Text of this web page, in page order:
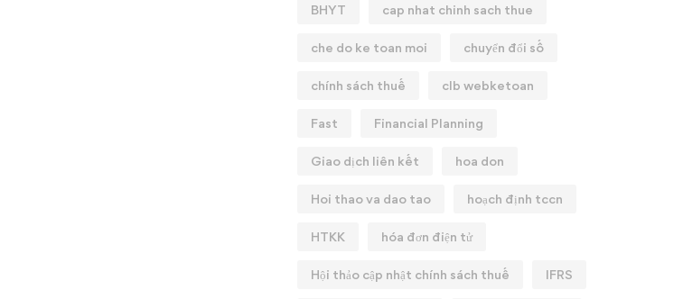
BHYT cap nhat chinh sach thue
che do ke toan moi chuyển đổi số
chính sách thuế clb webketoan
Fast Financial Planning
Giao dịch liên kết hoa don
Hoi thao va dao tao hoạch định tccn
HTKK hóa đơn điện tử
Hội thảo cập nhật chính sách thuế IFRS